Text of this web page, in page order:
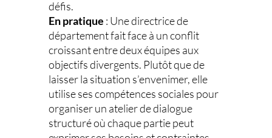
défis.
En pratique : Une directrice de
département fait face à un conflit
croissant entre deux équipes aux
objectifs divergents. Plutôt que de
laisser la situation s’envenimer, elle
utilise ses compétences sociales pour
organiser un atelier de dialogue
structuré où chaque partie peut